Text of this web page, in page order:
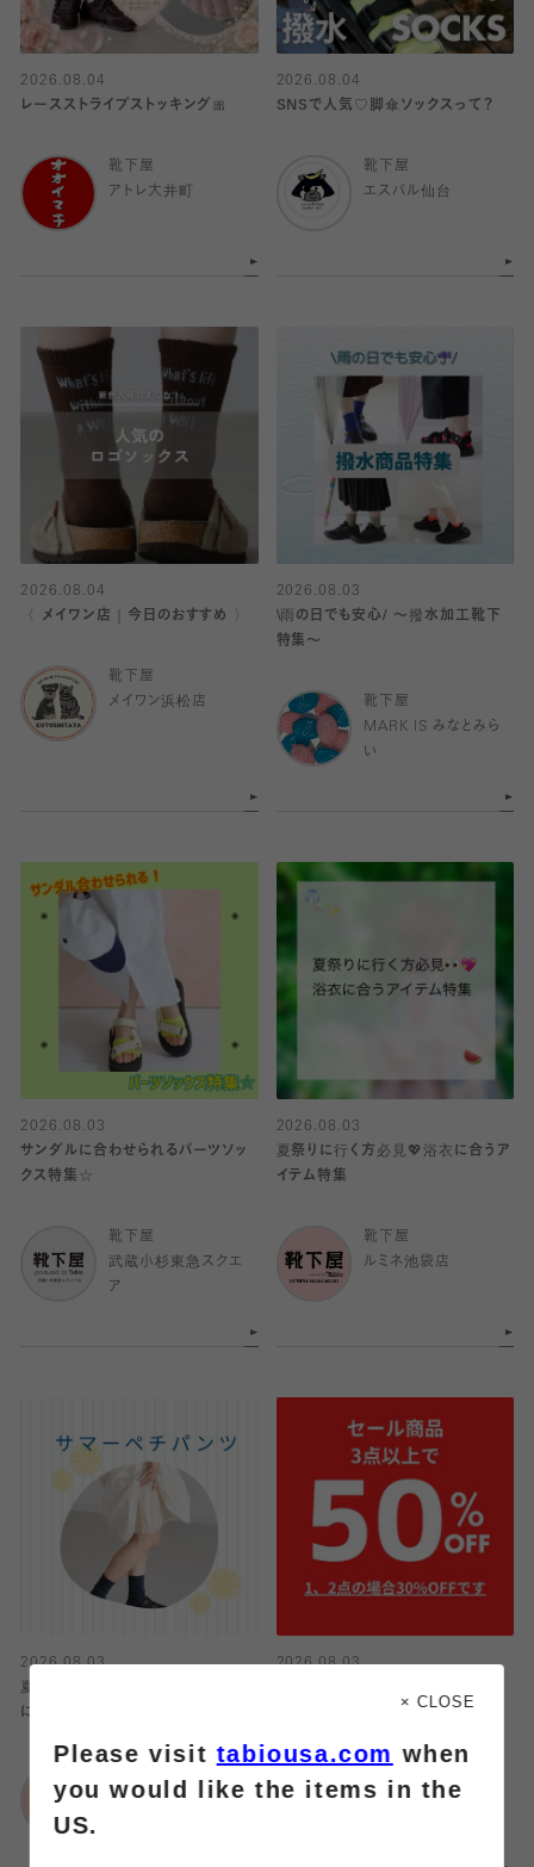
2026.08.04
レースストライプストッキング🎀
靴下屋
アトレ大井町
2026.08.04
SNSで人気♡脚傘ソックスって？
靴下屋
エスパル仙台
2026.08.04
〈 メイワン店｜今日のおすすめ 〉
靴下屋
メイワン浜松店
2026.08.03
\雨の日でも安心/ 〜撥水加工靴下
特集〜
靴下屋
MARK IS みなとみら
い
2026.08.03
サンダルに合わせられるパーツソッ
クス特集☆
靴下屋
武蔵小杉東急スクエ
ア
2026.08.03
夏祭りに行く方必見💖浴衣に合うア
イテム特集
靴下屋
ルミネ池袋店
2026.08.03
夏のスカート・ワンピーススタイル
に！サマーペチパンツ👗
ららぽーと富士見店
2026.08.03
靴下屋
× CLOSE
Please visittabiousa.com when
you would like the items in the
US.